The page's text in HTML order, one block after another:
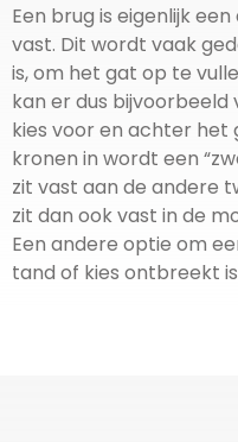
Een brug is eigenlijk
vast. Dit wordt vaak
is, om het gat op te
kan er dus
kies voor en achter het
kronen in wordt een
zit vast aan de andere
zit dan ook vast in de
Een andere optie om
tand of kies ontbreekt